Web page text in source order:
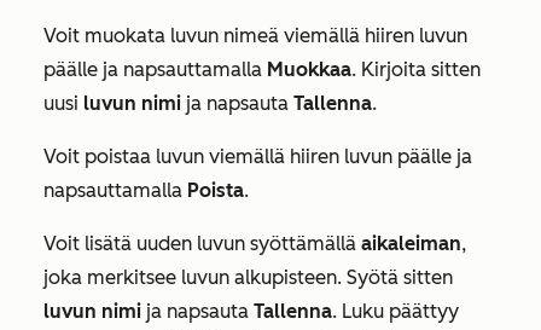
Voit muokata luvun nimeä viemällä hiiren luvun
päälle ja napsauttamalla Muokkaa. Kirjoita sitten
uusi luvun nimi ja napsauta Tallenna.
Voit poistaa luvun viemällä hiiren luvun päälle ja
napsauttamalla Poista.
Voit lisätä uuden luvun syöttämällä aikaleiman,
joka merkitsee luvun alkupisteen. Syötä sitten
luvun nimi ja napsauta Tallenna. Luku päättyy